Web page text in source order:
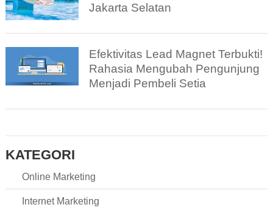
Jakarta Selatan
Efektivitas Lead Magnet Terbukti!
Rahasia Mengubah Pengunjung
Menjadi Pembeli Setia
KATEGORI
Online Marketing
Internet Marketing